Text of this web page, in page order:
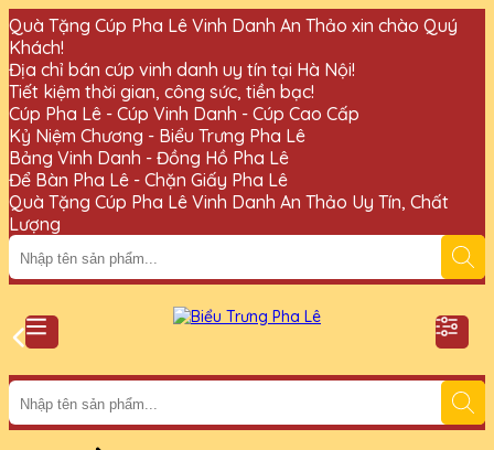
Quà Tặng Cúp Pha Lê Vinh Danh An Thảo xin chào Quý
Khách!
Địa chỉ bán cúp vinh danh uy tín tại Hà Nội!
Tiết kiệm thời gian, công sức, tiền bạc!
Cúp Pha Lê - Cúp Vinh Danh - Cúp Cao Cấp
Kỷ Niệm Chương - Biểu Trưng Pha Lê
Bảng Vinh Danh - Đồng Hồ Pha Lê
Để Bàn Pha Lê - Chặn Giấy Pha Lê
Quà Tặng Cúp Pha Lê Vinh Danh An Thảo Uy Tín, Chất
Lượng